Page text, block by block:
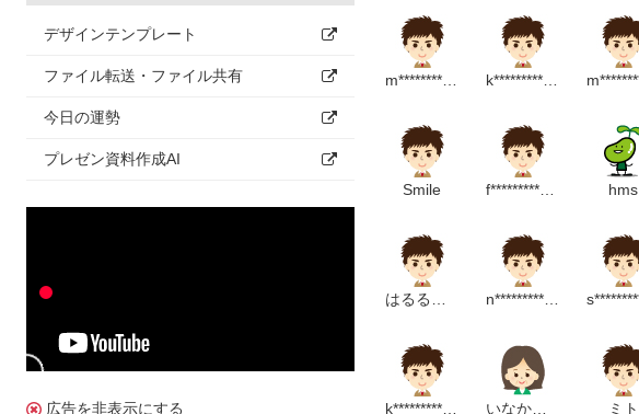
デザインテンプレート
ファイル転送・ファイル共有
今日の運勢
プレゼン資料作成AI
広告を非表示にする
・おもちゃのチャチャチャ
・やぎさんゆうびんパクパク人形
・やおやのおみせ
☆季節ごと☆
【春】
・春のシルエットクイズ
・アイスクリームのうた
・ツッピンとびうお
Smile hms
ミト